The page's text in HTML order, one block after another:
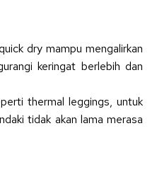
dry mampu mengalirkan
keringat berlebih dan
thermal leggings, untuk
tidak akan lama merasa